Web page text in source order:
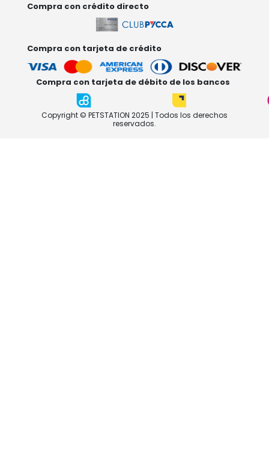
Compra con crédito directo
Compra con tarjeta de crédito
Compra con tarjeta de débito de los bancos
Copyright © PETSTATION 2025 | Todos los derechos
reservados.